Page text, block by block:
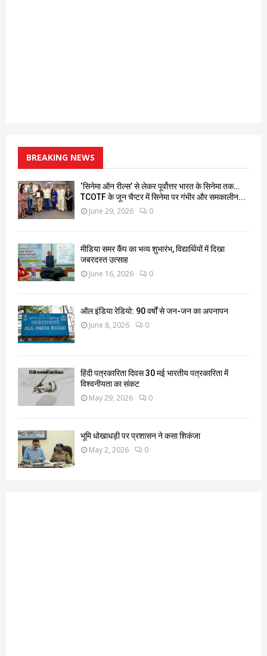
BREAKING NEWS
‘सिनेमा ऑन रील्स’ से लेकर पूर्वोत्तर भारत के सिनेमा तक…
TCOTF के जून चैप्टर में सिनेमा पर गंभीर और समकालीन...
June 29, 2026 0
मीडिया समर कैंप का भव्य शुभारंभ, विद्यार्थियों में दिखा
जबरदस्त उत्साह
June 16, 2026 0
ऑल इंडिया रेडियो: 90 वर्षों से जन-जन का अपनापन
June 8, 2026 0
हिंदी पत्रकारिता दिवस 30 मई भारतीय पत्रकारिता में
विश्वनीयता का संकट
May 29, 2026 0
भूमि धोखाधड़ी पर प्रशासन ने कसा शिकंजा
May 2, 2026 0